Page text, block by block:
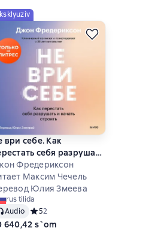
ври себе. Как
себя разрушать
строить
Фредериксон
Максим Чечель
Юлия Змеева
rus tilida
Audio
Средний рейтинг 5 на основе 2
52
640,42 s`om